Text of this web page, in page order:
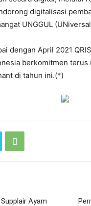
digitalisasi
UNGGUL
dengan April 2021
berkomitmen
di tahun ini.(*)
Ayam